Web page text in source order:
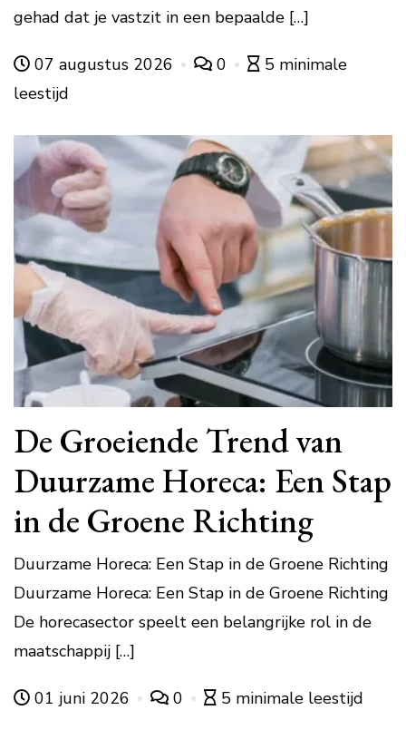
gehad dat je vastzit in een bepaalde […]
07 augustus 2026 0
5 minimale
leestijd
De Groeiende Trend van
Duurzame Horeca: Een Stap
in de Groene Richting
Duurzame Horeca: Een Stap in de Groene Richting
Duurzame Horeca: Een Stap in de Groene Richting
De horecasector speelt een belangrijke rol in de
maatschappij […]
01 juni 2026 0 5 minimale leestijd